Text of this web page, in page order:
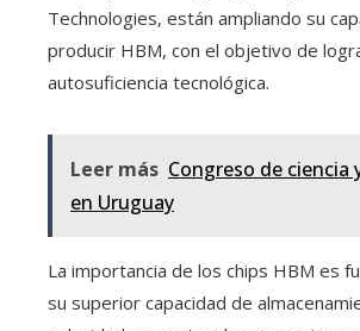
Technologies, están ampliando su
producir HBM, con el objetivo de
autosuficiencia tecnológica.
Leer más Congreso de ciencia
en Uruguay
La importancia de los chips HBM es
su superior capacidad de